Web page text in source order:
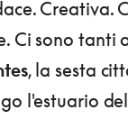
Creativa.
Ci sono
, la sesta
l'estuario